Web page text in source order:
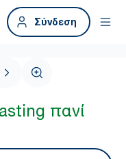
Σύνδεση
πανί